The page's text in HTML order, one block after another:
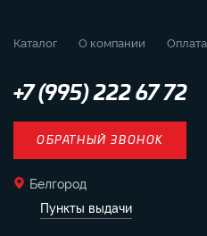
Каталог О компании
+7 (995) 222 67 72
ОБРАТНЫЙ ЗВОНОК
Белгород
Пункты выдачи